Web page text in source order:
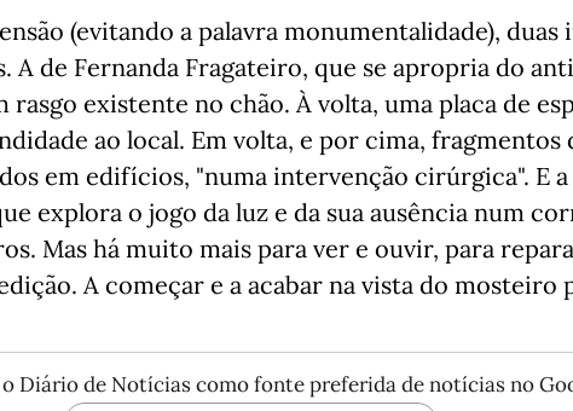
(evitando a palavra monumentalidade), duas
A de Fernanda Fragateiro, que se apropria do
existente no chão. À volta, uma placa de
ao local. Em volta, e por cima, fragmentos
em edifícios, "numa intervenção cirúrgica". E a
explora o jogo da luz e da sua ausência num
Mas há muito mais para ver e ouvir, para
A começar e a acabar na vista do mosteiro
Diário de Notícias como fonte preferida de notícias no